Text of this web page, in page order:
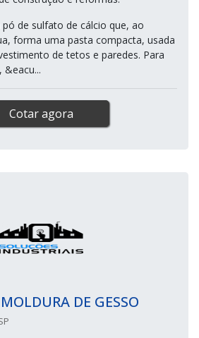
de sulfato de cálcio que, ao
forma uma pasta compacta, usada
de tetos e paredes. Para
Cotar agora
DE GESSO